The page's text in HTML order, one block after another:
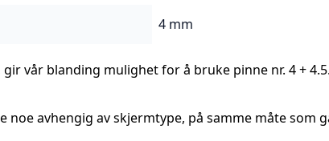
4 mm
vår blanding mulighet for å bruke pinne nr. 4 +
noe avhengig av skjermtype, på samme måte